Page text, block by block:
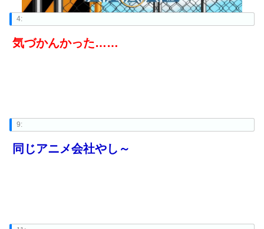
4:
気づかんかった……
9:
同じアニメ会社やし～